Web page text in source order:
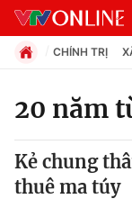
Chuyên mục
Chính trị
CHÍNH TRỊ
20 năm
Kẻ chung
thuê ma túy